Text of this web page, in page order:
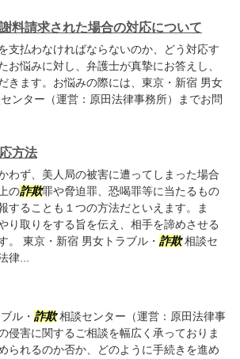
料請求された場合の対応について
支払わなければならないのか、どう対応す
お悩みに対し、弁護士が真摯にお答えし、
きます。お悩みの際には、東京・新宿 男女
ンター（運営：原田法律事務所）までお問
方法
わず、美人局の被害に遭ってしまった場合
の詐欺罪や脅迫罪、恐喝罪等に当たるもの
することも１つの方法だといえます。ま
り取りをする旨を伝え、相手を諦めさせる
。 東京・新宿 男女トラブル・ 詐欺相談セ
律...
ル・ 詐欺相談センター（運営：原田法律事
侵害に関するご相談を幅広く承っておりま
られるのか否か、どのように手続きを進め